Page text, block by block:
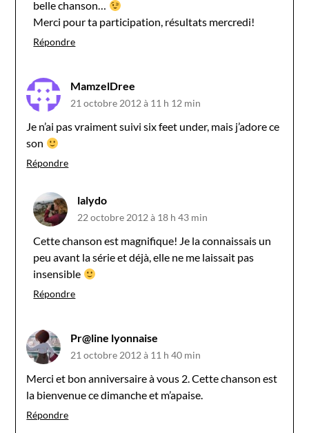
belle chanson…
Merci pour ta participation, résultats mercredi!
Répondre
MamzelDree
21 octobre 2012 à 11 h 12 min
Je n’ai pas vraiment suivi six feet under, mais j’adore ce
son
Répondre
lalydo
22 octobre 2012 à 18 h 43 min
Cette chanson est magnifique! Je la connaissais un
peu avant la série et déjà, elle ne me laissait pas
insensible
Répondre
Pr@line lyonnaise
21 octobre 2012 à 11 h 40 min
Merci et bon anniversaire à vous 2. Cette chanson est
la bienvenue ce dimanche et m’apaise.
Répondre